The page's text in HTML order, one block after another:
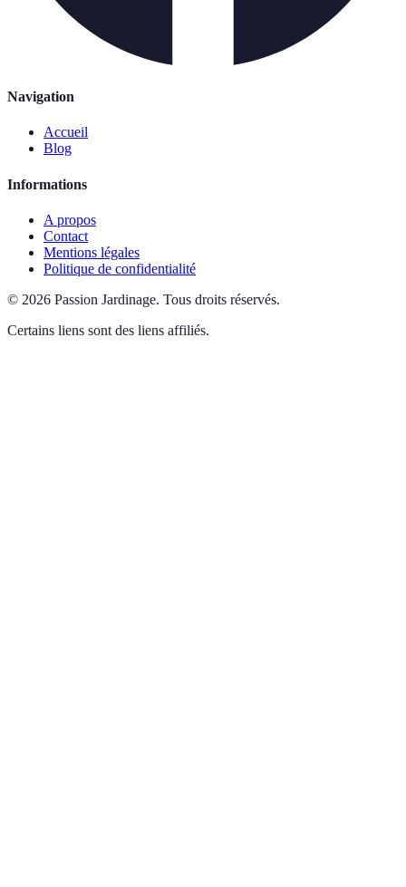
Navigation
Accueil
Blog
Informations
A propos
Contact
Mentions légales
Politique de confidentialité
© 2026 Passion Jardinage. Tous droits réservés.
Certains liens sont des liens affiliés.